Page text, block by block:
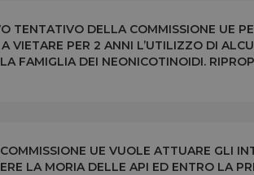
TENTATIVO DELLA COMMISSIONE UE
VIETARE PER 2 ANNI L’UTILIZZO DI
FAMIGLIA DEI NEONICOTINOIDI.
SPECIALE COMITATO UE DI APPELLO
UE VUOLE ATTUARE GLI
LA MORIA DELLE API ED ENTRO LA